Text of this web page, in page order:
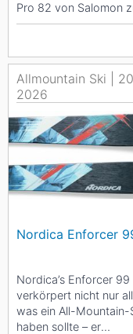
Pro 82 von Salomon
perfekten Partner für
Allmountain Ski |
2026
Nordica Enforcer
Nordica’s Enforcer 99
verkörpert nicht nur
was ein All-Mountain-
haben sollte – er